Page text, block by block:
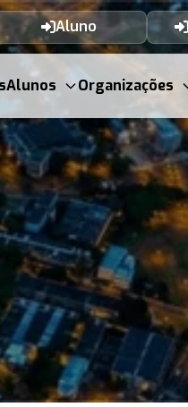
Aluno
Alunos Organizações